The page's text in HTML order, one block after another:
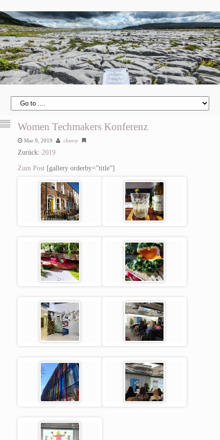
Women Techmakers Konferenz
Mar 9, 2019 cheesy
Zurück: 2019
Zum Post[gallery orderby=”title”]